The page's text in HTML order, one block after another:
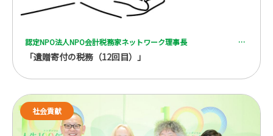
認定NPO法人NPO会計税務家ネットワーク理事長 一般社団法人 全国レガシーギフト協会理事 税理士 脇坂 誠也
「遺贈寄付の税務（12回目）」
社会貢献